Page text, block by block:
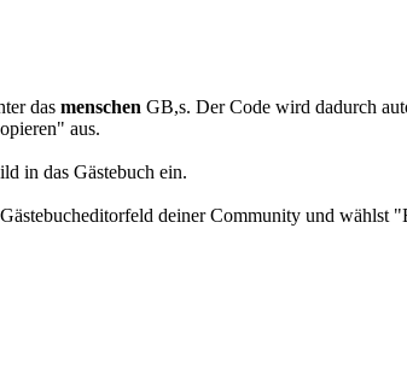
das menschen GB,s. Der Code wird dadurch
aus.
in das Gästebuch ein.
deiner Community und wählst